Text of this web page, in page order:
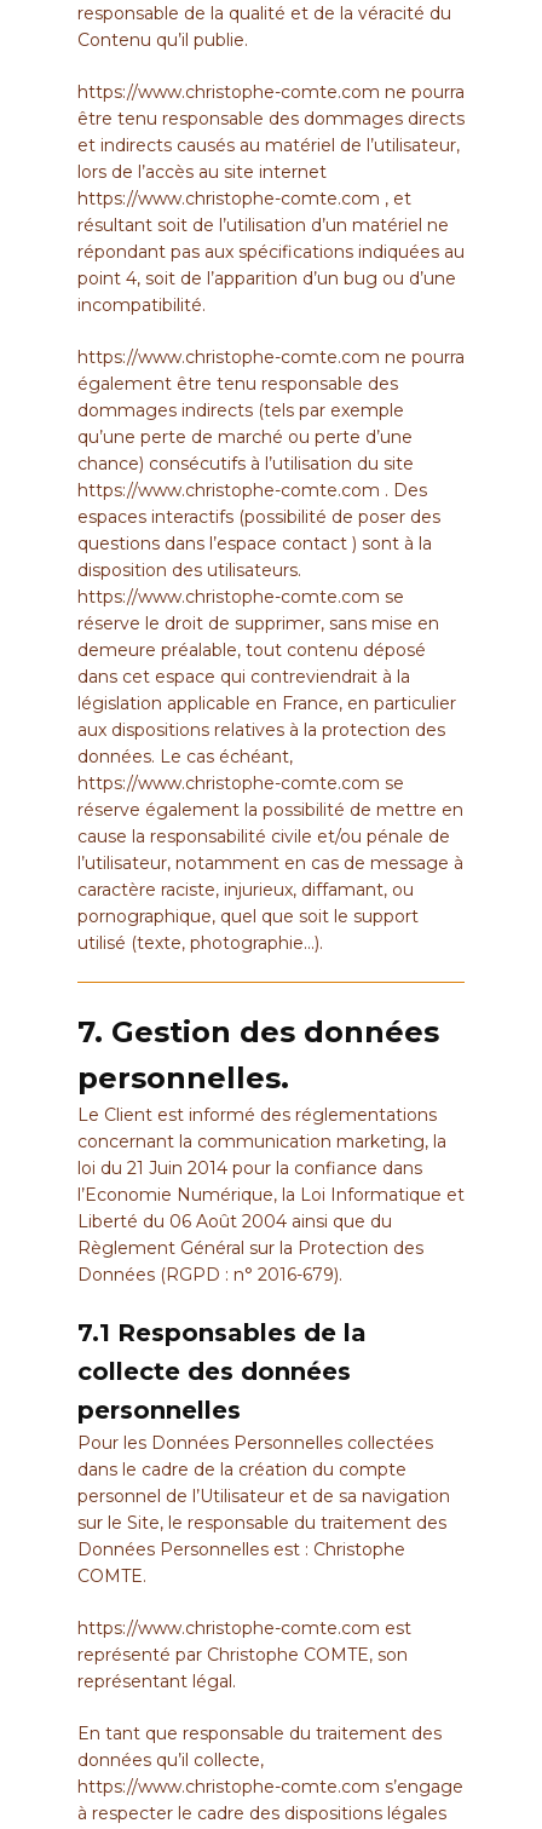
responsable de la qualité et de la véracité du
Contenu qu’il publie.
https://www.christophe-comte.com ne pourra
être tenu responsable des dommages directs
et indirects causés au matériel de l’utilisateur,
lors de l’accès au site internet
https://www.christophe-comte.com , et
résultant soit de l’utilisation d’un matériel ne
répondant pas aux spécifications indiquées au
point 4, soit de l’apparition d’un bug ou d’une
incompatibilité.
https://www.christophe-comte.com ne pourra
également être tenu responsable des
dommages indirects (tels par exemple
qu’une perte de marché ou perte d’une
chance) consécutifs à l’utilisation du site
https://www.christophe-comte.com . Des
espaces interactifs (possibilité de poser des
questions dans l’espace contact ) sont à la
disposition des utilisateurs.
https://www.christophe-comte.com se
réserve le droit de supprimer, sans mise en
demeure préalable, tout contenu déposé
dans cet espace qui contreviendrait à la
législation applicable en France, en particulier
aux dispositions relatives à la protection des
données. Le cas échéant,
https://www.christophe-comte.com se
réserve également la possibilité de mettre en
cause la responsabilité civile et/ou pénale de
l’utilisateur, notamment en cas de message à
caractère raciste, injurieux, diffamant, ou
pornographique, quel que soit le support
utilisé (texte, photographie…).
7. Gestion des données
personnelles.
Le Client est informé des réglementations
concernant la communication marketing, la
loi du 21 Juin 2014 pour la confiance dans
l’Economie Numérique, la Loi Informatique et
Liberté du 06 Août 2004 ainsi que du
Règlement Général sur la Protection des
Données (RGPD : n° 2016-679).
7.1 Responsables de la
collecte des données
personnelles
Pour les Données Personnelles collectées
dans le cadre de la création du compte
personnel de l’Utilisateur et de sa navigation
sur le Site, le responsable du traitement des
Données Personnelles est : Christophe
COMTE.
https://www.christophe-comte.com est
représenté par Christophe COMTE, son
représentant légal.
En tant que responsable du traitement des
données qu’il collecte,
https://www.christophe-comte.com s’engage
à respecter le cadre des dispositions légales